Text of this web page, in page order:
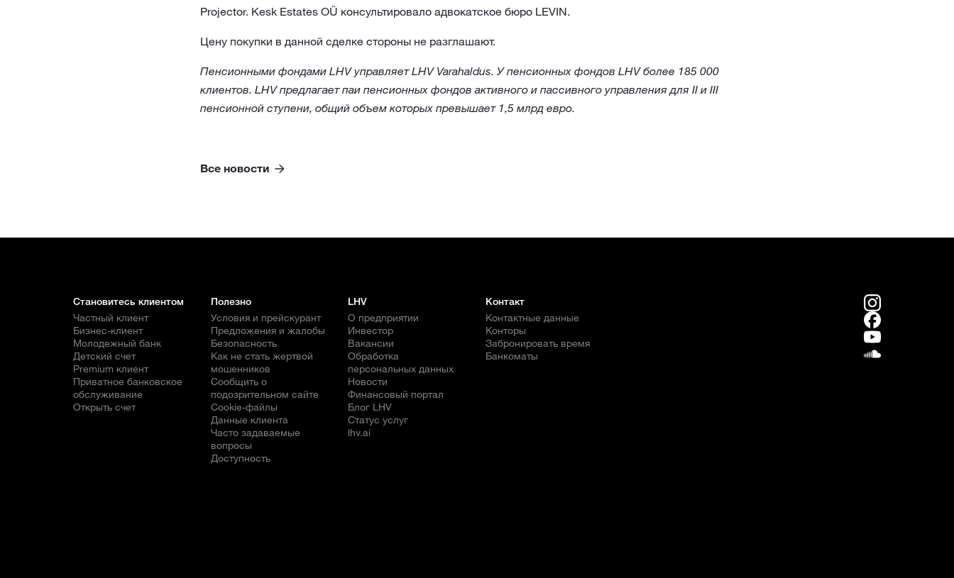
Projector. Kesk Estates OÜ консультировало адвокатское бюро LEVIN.
Цену покупки в данной сделке стороны не разглашают.
Пенсионными фондами LHV управляет LHV Varahaldus. У пенсионных фондов LHV более 185 000
клиентов. LHV предлагает паи пенсионных фондов активного и пассивного управления для II и III
пенсионной ступени, общий объем которых превышает 1,5 млрд евро.
Все новости
Становитесь клиентом
Частный клиент
Бизнес-клиент
Молодежный банк
Детский счет
Premium клиент
Приватное банковское
обслуживание
Открыть счет
Полезно
Условия и прейскурант
Предложения и жалобы
Безопасность
Как не стать жертвой
мошенников
Сообщить о
подозрительном сайте
Cookie-файлы
Данные клиента
Часто задаваемые
вопросы
Доступность
LHV
О предприятии
Инвестор
Вакансии
Обработка
персональных данных
Новости
Финансовый портал
Блог LHV
Статус услуг
lhv.ai
Контакт
Контактные данные
Конторы
Забронировать время
Банкоматы